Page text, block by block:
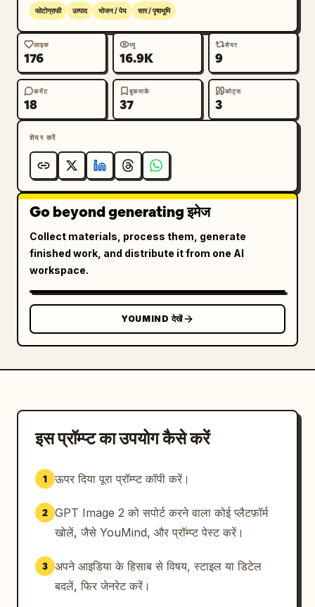
फोटोग्राफी उत्पाद भोजन / पेय सार / पृष्ठभूमि
लाइक
176
व्यू
16.9K
शेयर
9
कमेंट
18
बुकमार्क
37
कोट्स
3
शेयर करें
Go beyond generating इमेज
Collect materials, process them, generate
finished work, and distribute it from one AI
workspace.
YOUMIND देखें
इस प्रॉम्प्ट का उपयोग कैसे करें
1 ऊपर दिया पूरा प्रॉम्प्ट कॉपी करें।
2 GPT Image 2 को सपोर्ट करने वाला कोई प्लैटफ़ॉर्म
खोलें, जैसे YouMind, और प्रॉम्प्ट पेस्ट करें।
3 अपने आइडिया के हिसाब से विषय, स्टाइल या डिटेल
बदलें, फिर जेनरेट करें।